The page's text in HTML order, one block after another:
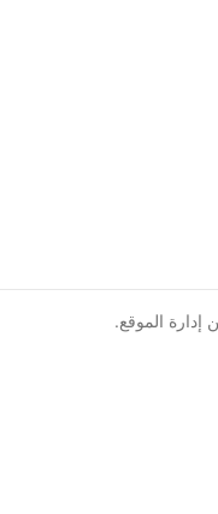
الموقع.